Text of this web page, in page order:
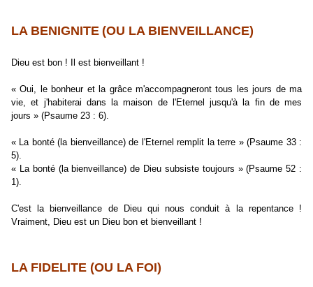
LA BENIGNITE (OU LA BIENVEILLANCE)
Dieu est bon ! Il est bienveillant !
« Oui, le bonheur et la grâce m'accompagneront tous les jours de ma
vie, et j'habiterai dans la maison de l'Eternel jusqu'à la fin de mes
jours » (Psaume 23 : 6).
« La bonté (la bienveillance) de l'Eternel remplit la terre » (Psaume 33 :
5).
« La bonté (la bienveillance) de Dieu subsiste toujours » (Psaume 52 :
1).
C'est la bienveillance de Dieu qui nous conduit à la repentance !
Vraiment, Dieu est un Dieu bon et bienveillant !
LA FIDELITE (OU LA FOI)